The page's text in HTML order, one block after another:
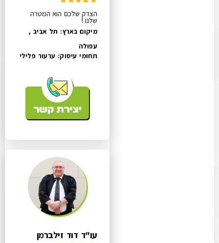
הצדק שלכם הוא המטרה
שלנו !
מיקום בארץ: תל אביב ,
עפולה
תחומי עיסוק: ערעור פלילי
עו"ד דוד זילברמן